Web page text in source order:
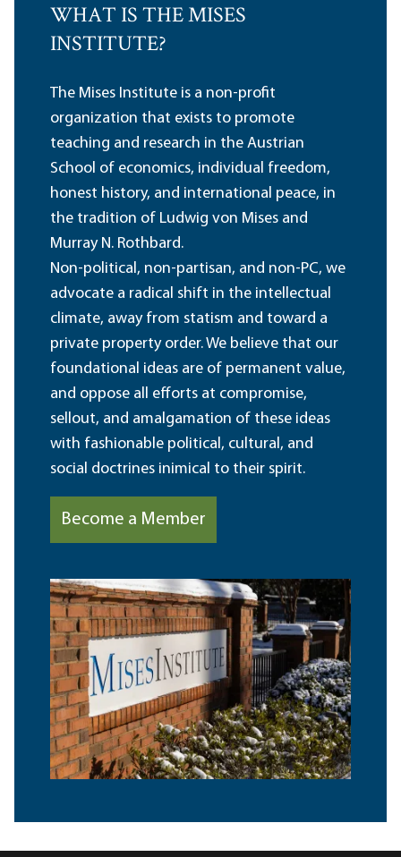
WHAT IS THE MISES
INSTITUTE?
The Mises Institute is a non-profit
organization that exists to promote
teaching and research in the Austrian
School of economics, individual freedom,
honest history, and international peace, in
the tradition of Ludwig von Mises and
Murray N. Rothbard.
Non-political, non-partisan, and non-PC, we
advocate a radical shift in the intellectual
climate, away from statism and toward a
private property order. We believe that our
foundational ideas are of permanent value,
and oppose all efforts at compromise,
sellout, and amalgamation of these ideas
with fashionable political, cultural, and
social doctrines inimical to their spirit.
Become a Member